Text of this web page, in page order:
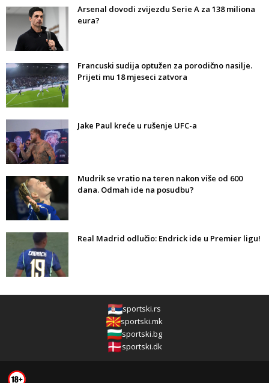
Arsenal dovodi zvijezdu Serie A za 138 miliona
eura?
Francuski sudija optužen za porodično nasilje.
Prijeti mu 18 mjeseci zatvora
Jake Paul kreće u rušenje UFC-a
Mudrik se vratio na teren nakon više od 600
dana. Odmah ide na posudbu?
Real Madrid odlučio: Endrick ide u Premier ligu!
sportski.rs
sportski.mk
sportski.bg
sportski.dk